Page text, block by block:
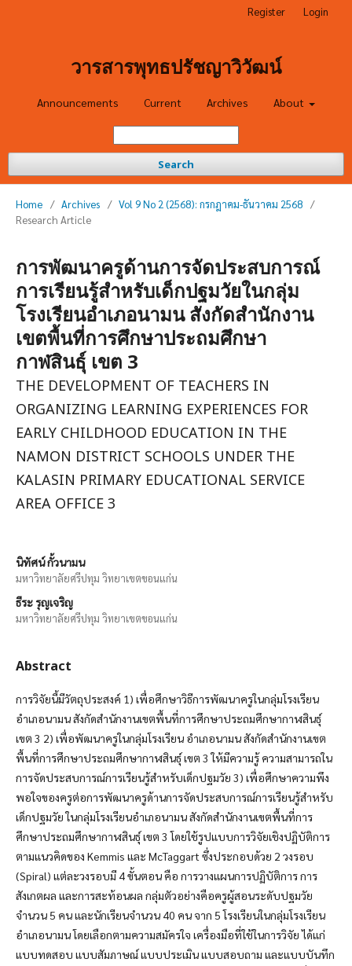
วารสารพุทธปรัชญาวิวัฒน์
Announcements Current Archives About
Search
Register Login
Home / Archives / Vol 9 No 2 (2568): กรกฎาคม-ธันวาคม 2568 /
Research Article
การพัฒนาครูด้านการจัดประสบการณ์
การเรียนรู้สำหรับเด็กปฐมวัยในกลุ่ม
โรงเรียนอำเภอนามน สังกัดสำนักงาน
เขตพื้นที่การศึกษาประถมศึกษา
กาฬสินธุ์ เขต 3
THE DEVELOPMENT OF TEACHERS IN
ORGANIZING LEARNING EXPERIENCES FOR
EARLY CHILDHOOD EDUCATION IN THE
NAMON DISTRICT SCHOOLS UNDER THE
KALASIN PRIMARY EDUCATIONAL SERVICE
AREA OFFICE 3
นิทัศน์ กั้วนามน
มหาวิทยาลัยศรีปทุม วิทยาเขตขอนแก่น
ธีระ รุญเจริญ
มหาวิทยาลัยศรีปทุม วิทยาเขตขอนแก่น
Abstract
การวิจัยนี้มีวัตถุประสงค์ 1) เพื่อศึกษาวิธีการพัฒนาครูในกลุ่มโรงเรียน
อำเภอนามน สังกัดสำนักงานเขตพื้นที่การศึกษาประถมศึกษากาฬสินธุ์
เขต 3 2) เพื่อพัฒนาครูในกลุ่มโรงเรียน อำเภอนามน สังกัดสำนักงานเขต
พื้นที่การศึกษาประถมศึกษากาฬสินธุ์ เขต 3 ให้มีความรู้ ความสามารถใน
การจัดประสบการณ์การเรียนรู้สำหรับเด็กปฐมวัย 3) เพื่อศึกษาความพึง
พอใจของครูต่อการพัฒนาครูด้านการจัดประสบการณ์การเรียนรู้สำหรับ
เด็กปฐมวัย ในกลุ่มโรงเรียนอำเภอนามน สังกัดสำนักงานเขตพื้นที่การ
ศึกษาประถมศึกษากาฬสินธุ์ เขต 3 โดยใช้รูปแบบการวิจัยเชิงปฏิบัติการ
ตามแนวคิดของ Kemmis และ McTaggart ซึ่งประกอบด้วย 2 วงรอบ
(Spiral) แต่ละวงรอบมี 4 ขั้นตอน คือ การวางแผนการปฏิบัติการ การ
สังเกตผล และการสะท้อนผล กลุ่มตัวอย่างคือครูผู้สอนระดับปฐมวัย
จำนวน 5 คน และนักเรียนจำนวน 40 คน จาก 5 โรงเรียนในกลุ่มโรงเรียน
อำเภอนามน โดยเลือกตามความสมัครใจ เครื่องมือที่ใช้ในการวิจัย ได้แก่
แบบทดสอบ แบบสัมภาษณ์ แบบประเมิน แบบสอบถาม และแบบบันทึก